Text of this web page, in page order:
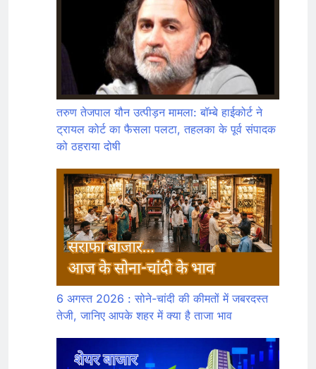
तरुण तेजपाल यौन उत्पीड़न मामला: बॉम्बे हाईकोर्ट ने
ट्रायल कोर्ट का फैसला पलटा, तहलका के पूर्व संपादक
को ठहराया दोषी
6 अगस्त 2026 : सोने-चांदी की कीमतों में जबरदस्त
तेजी, जानिए आपके शहर में क्या है ताजा भाव